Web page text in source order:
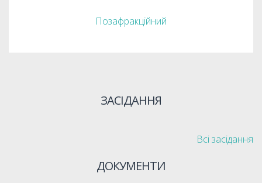
Позафракційний
ЗАСІДАННЯ
Всі засідання
ДОКУМЕНТИ